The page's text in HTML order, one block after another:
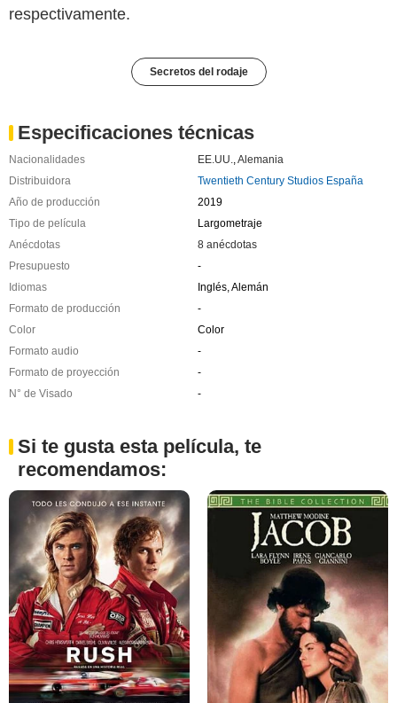
respectivamente.
Secretos del rodaje
Especificaciones técnicas
Nacionalidades EE.UU.,Alemania
Distribuidora
Twentieth Century Studios España
Año de producción
2019
Tipo de película
Largometraje
Anécdotas
8 anécdotas
Presupuesto
-
Idiomas
Inglés, Alemán
Formato de producción
-
Color
Color
Formato audio
-
Formato de proyección
-
N° de Visado
-
Si te gusta esta película, te
recomendamos: